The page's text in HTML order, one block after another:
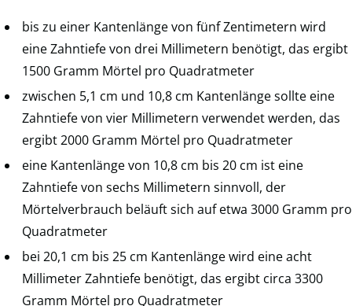
bis zu einer Kantenlänge von fünf Zentimetern wird
eine Zahntiefe von drei Millimetern benötigt, das ergibt
1500 Gramm Mörtel pro Quadratmeter
zwischen 5,1 cm und 10,8 cm Kantenlänge sollte eine
Zahntiefe von vier Millimetern verwendet werden, das
ergibt 2000 Gramm Mörtel pro Quadratmeter
eine Kantenlänge von 10,8 cm bis 20 cm ist eine
Zahntiefe von sechs Millimetern sinnvoll, der
Mörtelverbrauch beläuft sich auf etwa 3000 Gramm pro
Quadratmeter
bei 20,1 cm bis 25 cm Kantenlänge wird eine acht
Millimeter Zahntiefe benötigt, das ergibt circa 3300
Gramm Mörtel pro Quadratmeter